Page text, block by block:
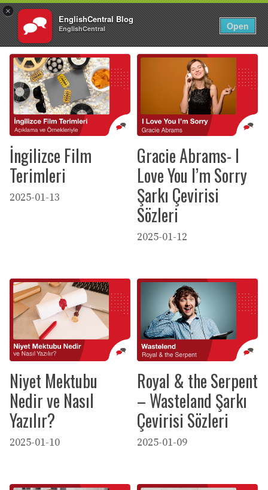
×
EnglishCentral Blog
EnglishCentral Open
Giriş Yap TR
İçeriğe
atla
İngilizce Film
Terimleri
2025-01-13
Gracie Abrams- I
Love You I’m Sorry
Şarkı Çevirisi
Sözleri
2025-01-12
Niyet Mektubu
Nedir ve Nasıl
Yazılır?
2025-01-10
Royal & the Serpent
– Wasteland Şarkı
Çevirisi Sözleri
2025-01-09